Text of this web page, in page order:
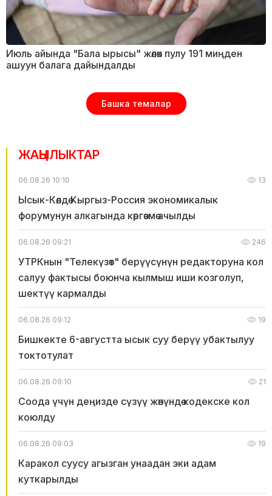
Июль айында "Бала ырысы" жөлөк пулу 191 миңден
ашуун балага дайындалды
Башка темалар
ЖАҢЫЛЫКТАР
06.08.26 10:10 13
Ысык-Көлдө Кыргыз-Россия экономикалык
форумунун алкагында көргөзмө ачылды
06.08.26 09:21 246
УТРКнын "Телекүзөт" берүүсүнүн редакторуна кол
салуу фактысы боюнча кылмыш иши козголуп,
шектүү кармалды
06.08.26 09:12 19
Бишкекте 6-августта ысык суу берүү убактылуу
токтотулат
06.08.26 09:10 21
Соода үчүн деңизде сүзүү жөнүндө кодекске кол
коюлду
06.08.26 09:03 19
Каракол суусу агызган унаадан эки адам
куткарылды